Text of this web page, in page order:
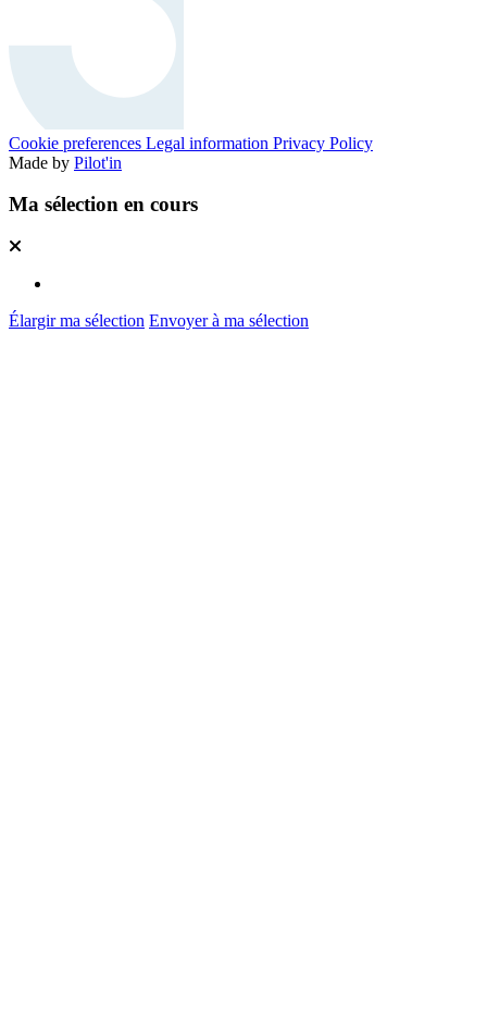
Cookie preferences Legal information Privacy Policy
Made by Pilot'in
Ma sélection en cours
Élargir ma sélection Envoyer à ma sélection